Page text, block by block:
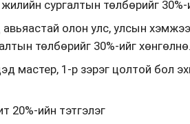
сургалтын төлбөрийг 30%-
олон улс, улсын
төлбөрийг 30%-ийг хөнгөлнө.
мастер, 1-р зэрэг цолтой бол
20%-ийн тэтгэлэг